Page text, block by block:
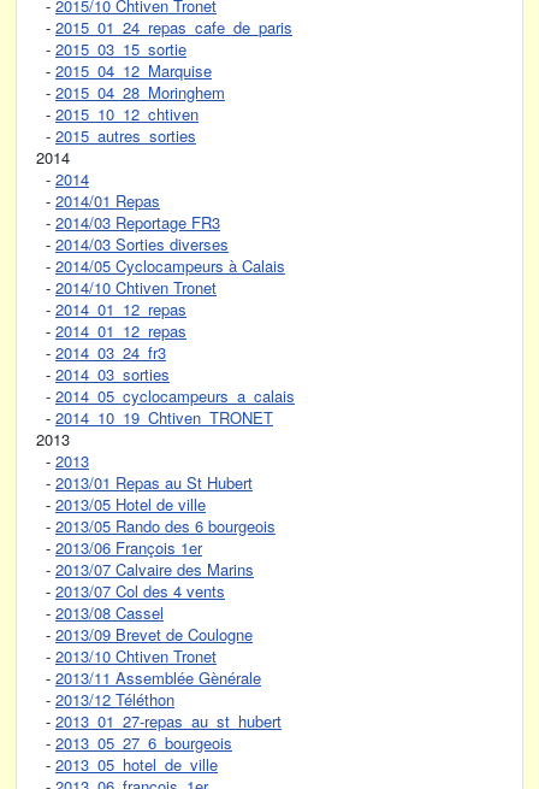
- 2015/10 Chtiven Tronet
- 2015_01_24_repas_cafe_de_paris
- 2015_03_15_sortie
- 2015_04_12_Marquise
- 2015_04_28_Moringhem
- 2015_10_12_chtiven
- 2015_autres_sorties
2014
- 2014
- 2014/01 Repas
- 2014/03 Reportage FR3
- 2014/03 Sorties diverses
- 2014/05 Cyclocampeurs à Calais
- 2014/10 Chtiven Tronet
- 2014_01_12_repas
- 2014_01_12_repas
- 2014_03_24_fr3
- 2014_03_sorties
- 2014_05_cyclocampeurs_a_calais
- 2014_10_19_Chtiven_TRONET
2013
- 2013
- 2013/01 Repas au St Hubert
- 2013/05 Hotel de ville
- 2013/05 Rando des 6 bourgeois
- 2013/06 François 1er
- 2013/07 Calvaire des Marins
- 2013/07 Col des 4 vents
- 2013/08 Cassel
- 2013/09 Brevet de Coulogne
- 2013/10 Chtiven Tronet
- 2013/11 Assemblée Gènérale
- 2013/12 Téléthon
- 2013_01_27-repas_au_st_hubert
- 2013_05_27_6_bourgeois
- 2013_05_hotel_de_ville